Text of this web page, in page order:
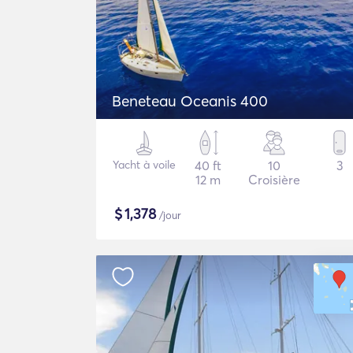
Beneteau Oceanis 400
Yacht à voile
40 ft
12 m
10
Croisière
3
$1,378/jour